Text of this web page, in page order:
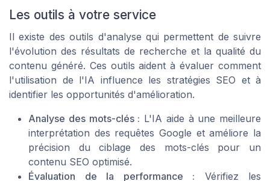
Les outils à votre service
Il existe des outils d'analyse qui permettent de suivre
l'évolution des résultats de recherche et la qualité du
contenu généré. Ces outils aident à évaluer comment
l'utilisation de l'IA influence les stratégies SEO et à
identifier les opportunités d'amélioration.
Analyse des mots-clés : L'IA aide à une meilleure
interprétation des requêtes Google et améliore la
précision du ciblage des mots-clés pour un
contenu SEO optimisé.
Évaluation de la performance : Vérifiez les